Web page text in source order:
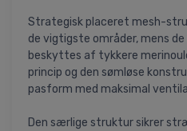
Strategisk placeret mesh-
de vigtigste områder, mens
beskyttes af tykkere
princip og den sømløse
pasform med maksimal
Den særlige struktur sikrer